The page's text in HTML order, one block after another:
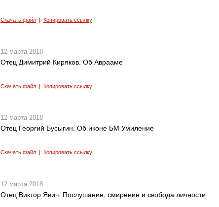
Скачать файл| Копировать ссылку
12 марта 2018
Отец Димитрий Киряков. Об Аврааме
Скачать файл| Копировать ссылку
12 марта 2018
Отец Георгий Бусыгин. Об иконе БМ Умиление
Скачать файл| Копировать ссылку
12 марта 2018
Отец Виктор Явич. Послушание, смирение и свобода личности